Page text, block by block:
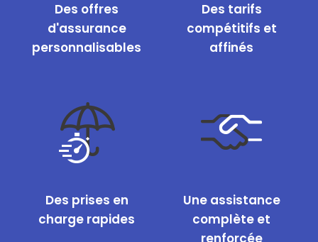
Des offres
d'assurance
personnalisables
Des tarifs
compétitifs et
affinés
Des prises en
charge rapides
Une assistance
complète et
renforcée